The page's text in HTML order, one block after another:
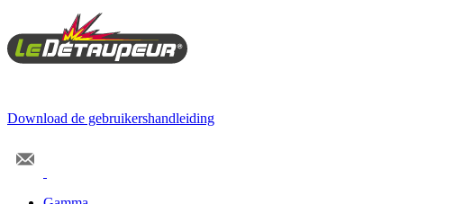
Download de gebruikershandleiding